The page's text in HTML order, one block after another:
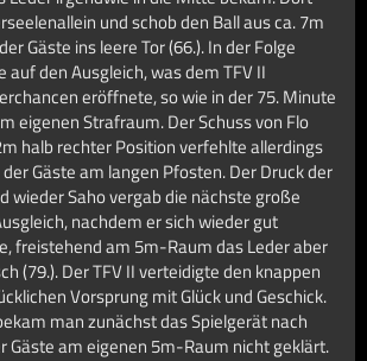
und schob den Ball aus ca. 7m
Gäste ins leere Tor (66.). In der Folge
auf den Ausgleich, was dem TFV II
eröffnete, so wie in der 75. Minute
eigenen Strafraum. Der Schuss von Flo
halb rechter Position verfehlte allerdings
Gäste am langen Pfosten. Der Druck der
wieder Saho vergab die nächste große
nachdem er sich wieder gut
freistehend am 5m-Raum das Leder aber
(79.). Der TFV II verteidigte den knappen
Vorsprung mit Glück und Geschick.
man zunächst das Spielgerät nach
Gäste am eigenen 5m-Raum nicht geklärt.